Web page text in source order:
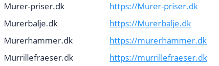
Murer-priser.dk
https://Murer-priser.dk
Murerbalje.dk
https://Murerbalje.dk
Murerhammer.dk
https://murerhammer.dk
Murrillefraeser.dk
https://murrillefraeser.dk